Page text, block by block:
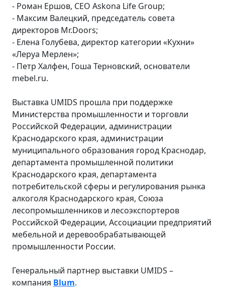
- Роман Ершов, СЕО Askona Life Group;
- Максим Валецкий, председатель совета
директоров Mr.Doors;
- Елена Голубева, директор категории «Кухни»
«Леруа Мерлен»;
- Петр Халфен, Гоша Терновский, основатели
mebel.ru.
Выставка UMIDS прошла при поддержке
Министерства промышленности и торговли
Российской Федерации, администрации
Краснодарского края, администрации
муниципального образования город Краснодар,
департамента промышленной политики
Краснодарского края, департамента
потребительской сферы и регулирования рынка
алкоголя Краснодарского края, Союза
лесопромышленников и лесоэкспортеров
Российской Федерации, Ассоциации предприятий
мебельной и деревообрабатывающей
промышленности России.
Генеральный партнер выставки UMIDS –
компания Blum.